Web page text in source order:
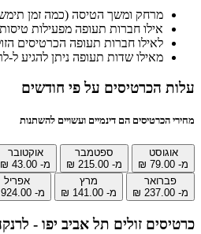
מרחק ומשך הטיסה (כמה זמן
אילו חברות תעופה מפעילות
לאילו חברות תעופה הכרטיסים
מאילו שדות תעופה ניתן להגיע ל-
עלות הכרטיסים על פי חודשים
מחירי הכרטיסים הם דינמיים ועשויים להשתנות
אוגוסט
מ- ‏79.00 ‏₪
ספטמבר
מ- ‏215.00 ‏₪
אוקטובר
מ- ‏43.00 ‏₪
פברואר
מ- ‏237.00 ‏₪
מרץ
מ- ‏141.00 ‏₪
אפריל
מ- ‏924.00 ‏₪
כרטיסים זולים תל אביב יפו -